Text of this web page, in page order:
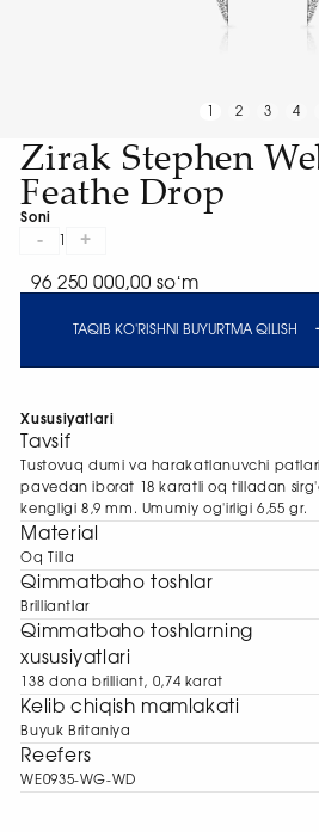
2 3 4
Zirak Stephen
Feathe Drop
Soni
- +
96 250 000,00 soʻm
TAQIB KO'RISHNI BUYURTMA QILISH
Xususiyatlari
Tavsif
Tustovuq dumi va harakatlanuvchi
pavedan iborat 18 karatli oq tilladan
kengligi 8,9 mm. Umumiy og'irligi 6,55 gr.
Material
Oq Tilla
Qimmatbaho toshlar
Brilliantlar
Qimmatbaho toshlarning
xususiyatlari
138 dona brilliant, 0,74 karat
Kelib chiqish mamlakati
Buyuk Britaniya
Reefers
WE0935-WG-WD